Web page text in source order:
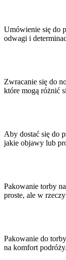
Umówienie się do
odwagi i
Zwracanie się do
które mogą różnić
Aby dostać się do
jakie objawy lub
Pakowanie torby
proste, ale w
Pakowanie do
na komfort
wpisu